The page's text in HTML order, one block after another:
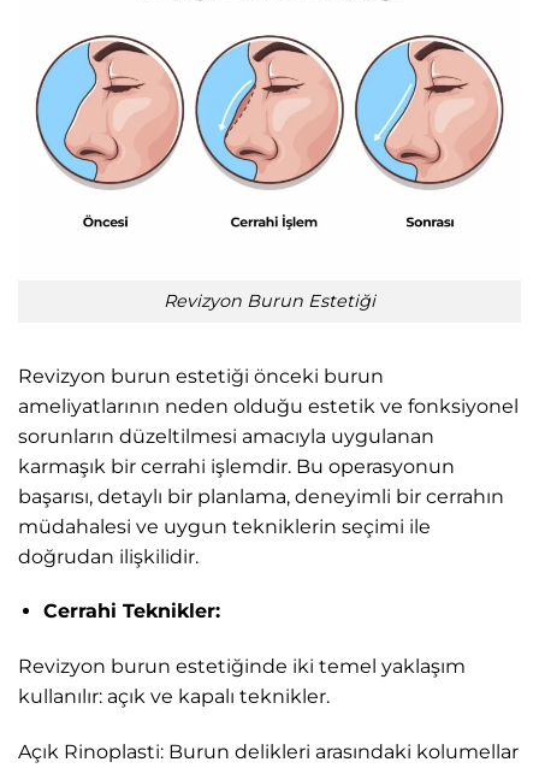
Revizyon Burun Estetiği
Revizyon burun estetiği önceki burun
ameliyatlarının neden olduğu estetik ve fonksiyonel
sorunların düzeltilmesi amacıyla uygulanan
karmaşık bir cerrahi işlemdir. Bu operasyonun
başarısı, detaylı bir planlama, deneyimli bir cerrahın
müdahalesi ve uygun tekniklerin seçimi ile
doğrudan ilişkilidir.
Cerrahi Teknikler:
Revizyon burun estetiğinde iki temel yaklaşım
kullanılır: açık ve kapalı teknikler.
Açık Rinoplasti: Burun delikleri arasındaki kolumellar